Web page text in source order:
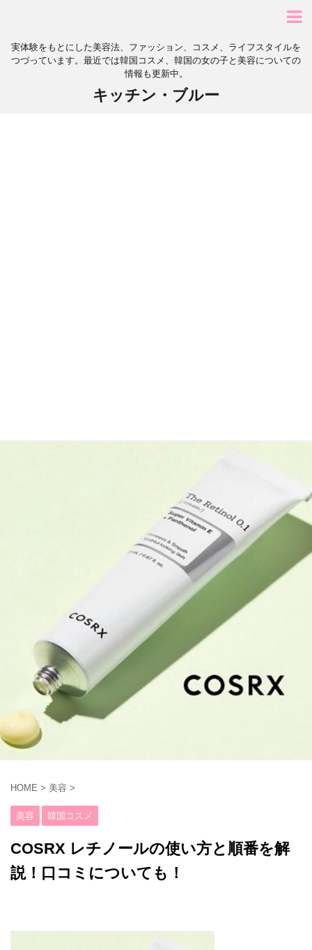
実体験をもとにした美容法、ファッション、コスメ、ライフスタイルを
つづっています。最近では韓国コスメ、韓国の女の子と美容についての
情報も更新中。
キッチン・ブルー
HOME > 美容 >
美容 韓国コスメ
COSRX レチノールの使い方と順番を解
説！口コミについても！